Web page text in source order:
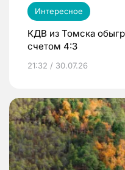
Интересное
КДВ из Томска
счетом 4:3
21:32 / 30.07.26